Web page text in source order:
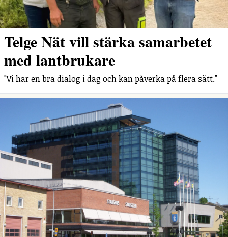
Telge Nät vill stärka samarbetet
med lantbrukare
"Vi har en bra dialog i dag och kan påverka på flera sätt."